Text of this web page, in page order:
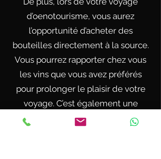
d’oenotourisme, vous aurez
l’opportunité d’acheter des
bouteilles directement à la source.
Vous pourrez rapporter chez vous
les vins que vous avez préférés
pour prolonger le plaisir de votre
voyage. C’est également une
excellente occasion de découvrir